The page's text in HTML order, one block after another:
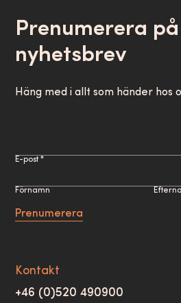
Prenumerera
nyhetsbrev
Häng med i allt som händer hos
E-post *
Förnamn
Prenumerera
Kontakt
+46 (0)520 490900